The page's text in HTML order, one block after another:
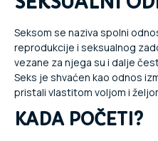
Seksom se naziva spolni
reprodukcije i seksualnog
vezane za njega su i dalje
Seks je shvaćen kao odnos
pristali vlastitom voljom i
KADA POČETI?